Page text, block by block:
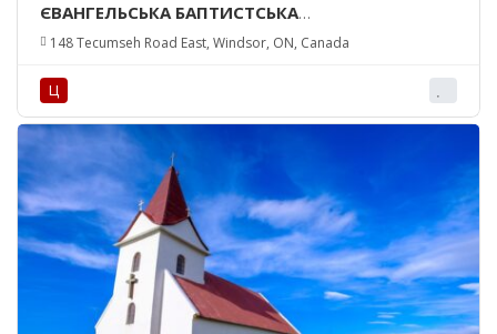
ЄВАНГЕЛЬСЬКА БАПТИСТСЬКА
ЦЕРКВА/EVANGELICAL BAPTIST CHURCH
148 Tecumseh Road East, Windsor, ON, Canada
Ц